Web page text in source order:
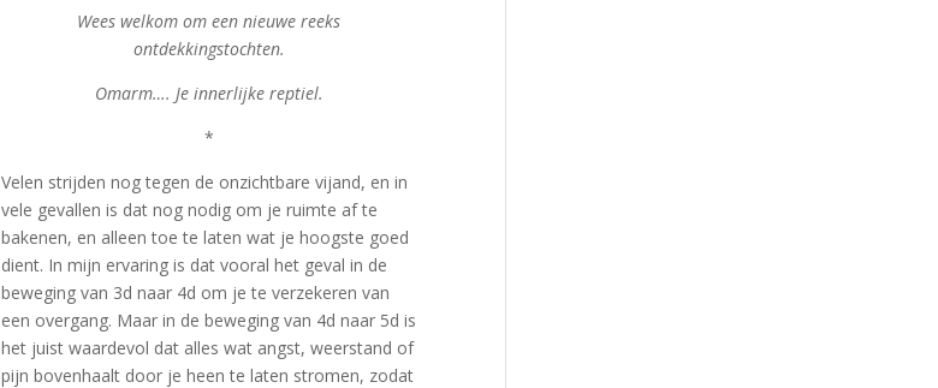
Wees welkom om een nieuwe reeks
ontdekkingstochten.
Omarm…. Je innerlijke reptiel.
*
Velen strijden nog tegen de onzichtbare vijand, en in
vele gevallen is dat nog nodig om je ruimte af te
bakenen, en alleen toe te laten wat je hoogste goed
dient. In mijn ervaring is dat vooral het geval in de
beweging van 3d naar 4d om je te verzekeren van
een overgang. Maar in de beweging van 4d naar 5d is
het juist waardevol dat alles wat angst, weerstand of
pijn bovenhaalt door je heen te laten stromen, zodat